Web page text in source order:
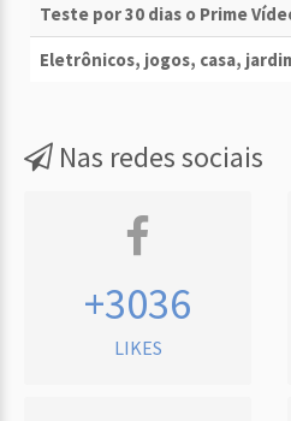
Teste por 30 dias o Prime
Eletrônicos, jogos, casa,
Nas redes sociais
+3036
LIKES